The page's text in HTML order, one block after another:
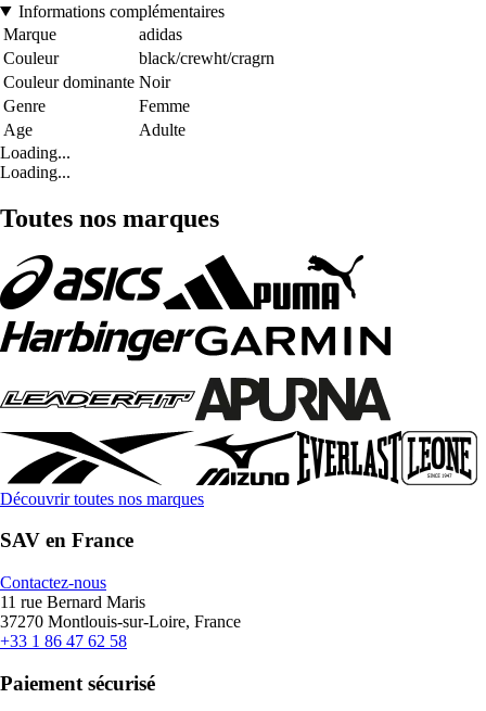
Informations complémentaires
Marque
adidas
Couleur
black/crewht/cragrn
Couleur dominante Noir
Genre
Femme
Age
Adulte
Loading...
Loading...
Toutes nos marques
Découvrir toutes nos marques
SAV en France
Contactez-nous
11 rue Bernard Maris
37270 Montlouis-sur-Loire, France
+33 1 86 47 62 58
Paiement sécurisé